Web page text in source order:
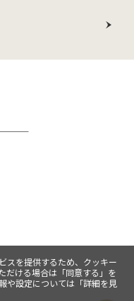
スを提供するため、クッキー
だける場合は「同意する」を
や設定については「詳細を見